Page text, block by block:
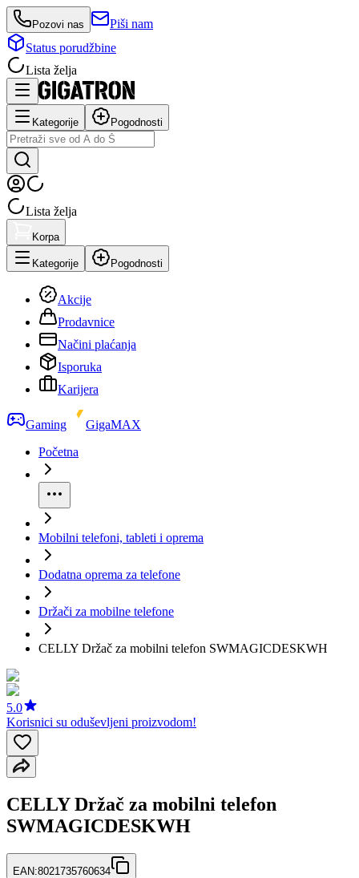
Pozovi nas
Piši nam
Status porudžbine
Lista želja
Kategorije Pogodnosti
Lista želja
Korpa
Kategorije Pogodnosti
Akcije
Prodavnice
Načini plaćanja
Isporuka
Karijera
Gaming
GigaMAX
Početna
Mobilni telefoni, tableti i oprema
Dodatna oprema za telefone
Držači za mobilne telefone
CELLY Držač za mobilni telefon SWMAGICDESKWH
5.0
Korisnici su oduševljeni proizvodom!
CELLY Držač za mobilni telefon
SWMAGICDESKWH
EAN:8021735760634